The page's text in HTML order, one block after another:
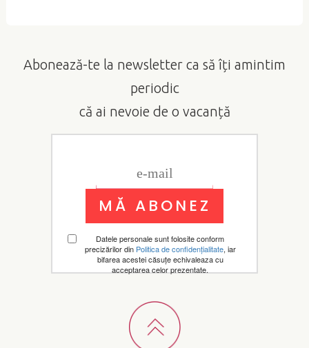
Abonează-te la newsletter ca să îți amintim
periodic
că ai nevoie de o vacanță
Datele personale sunt folosite conform
precizărilor din Politica de confidențialitate, iar
bifarea acestei căsuțe echivaleaza cu
acceptarea celor prezentate.